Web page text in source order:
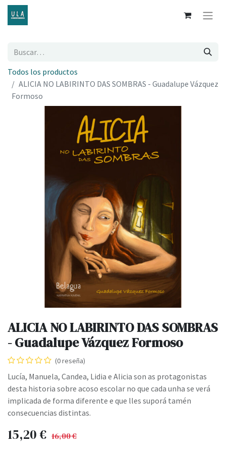
Todos los productos
ALICIA NO LABIRINTO DAS SOMBRAS - Guadalupe Vázquez
Formoso
ALICIA NO LABIRINTO DAS SOMBRAS
- Guadalupe Vázquez Formoso
(0 reseña)
Lucía, Manuela, Candea, Lidia e Alicia son as protagonistas
desta historia sobre acoso escolar no que cada unha se verá
implicada de forma diferente e que lles suporá tamén
consecuencias distintas.
15,20€ 16,00€